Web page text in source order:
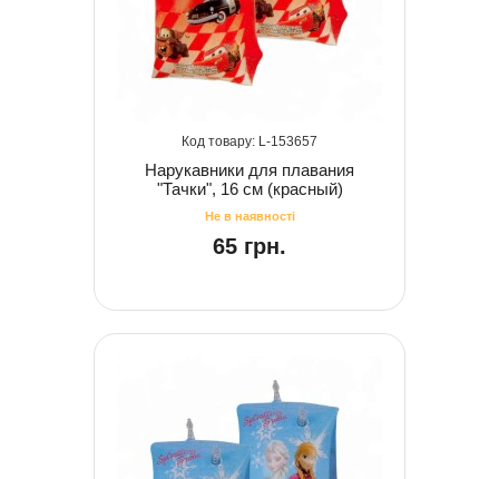
153657
Нарукавники для плавания
"Тачки", 16 см (красный)
65 грн.